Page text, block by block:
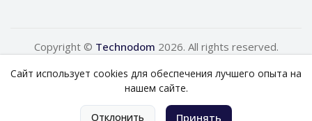
Copyright © Technodom 2026. All rights reserved.
Сайт использует cookies для обеспечения лучшего опыта на
нашем сайте.
Отклонить Принять